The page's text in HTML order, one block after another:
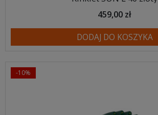
459,00 zł
DODAJ DO KOSZYKA
-10%